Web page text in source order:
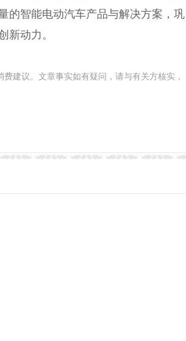
的智能电动汽车产品与解决方案，巩
新动力。
建议。文章事实如有疑问，请与有关方核实，